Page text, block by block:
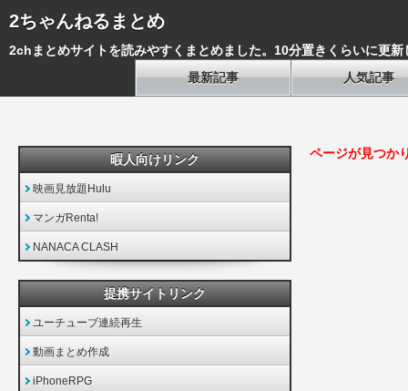
2ちゃんねるまとめ
2chまとめサイトを読みやすくまとめました。10分置きくらいに更新
最新記事
人気記事
ページが見つか
暇人向けリンク
映画見放題Hulu
マンガRenta!
NANACA CLASH
提携サイトリンク
ユーチューブ連続再生
動画まとめ作成
iPhoneRPG